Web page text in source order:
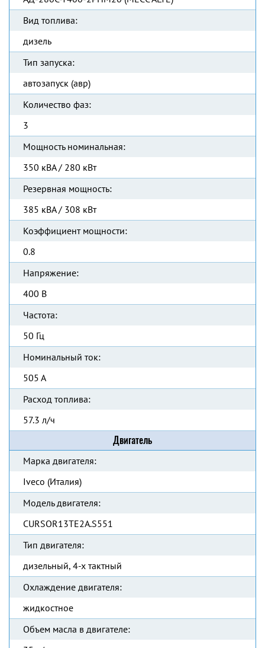
Вид топлива:
дизель
Тип запуска:
автозапуск (авр)
Количество фаз:
3
Мощность номинальная:
350 кВА / 280 кВт
Резервная мощность:
385 кВА / 308 кВт
Коэффициент мощности:
0.8
Напряжение:
400 В
Частота:
50 Гц
Номинальный ток:
505 А
Расход топлива:
57.3 л/ч
Двигатель
Марка двигателя:
Iveco (Италия)
Модель двигателя:
CURSOR13TE2A.S551
Тип двигателя:
дизельный, 4-х тактный
Охлаждение двигателя:
жидкостное
Объем масла в двигателе: